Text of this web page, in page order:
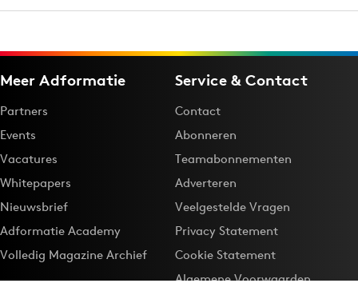
Meer Adformatie
Partners
Events
Vacatures
Whitepapers
Nieuwsbrief
Adformatie Academy
Volledig Magazine Archief
Service & Contact
Contact
Abonneren
Teamabonnementen
Adverteren
Veelgestelde Vragen
Privacy Statement
Cookie Statement
Algemene Voorwaarden